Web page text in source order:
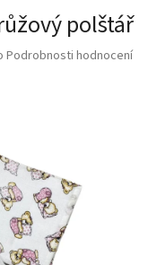
polštář
Podrobnosti hodnocení